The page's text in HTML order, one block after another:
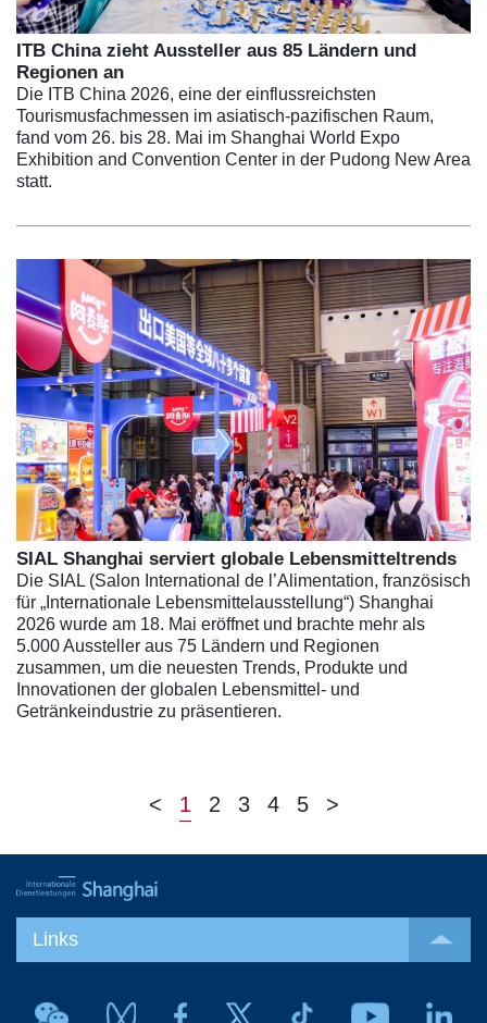
ITB China zieht Aussteller aus 85 Ländern und
Regionen an
Die ITB China 2026, eine der einflussreichsten
Tourismusfachmessen im asiatisch-pazifischen Raum,
fand vom 26. bis 28. Mai im Shanghai World Expo
Exhibition and Convention Center in der Pudong New Area
statt.
SIAL Shanghai serviert globale Lebensmitteltrends
Die SIAL (Salon International de l’Alimentation, französisch
für „Internationale Lebensmittelausstellung“) Shanghai
2026 wurde am 18. Mai eröffnet und brachte mehr als
5.000 Aussteller aus 75 Ländern und Regionen
zusammen, um die neuesten Trends, Produkte und
Innovationen der globalen Lebensmittel- und
Getränkeindustrie zu präsentieren.
< 1 2 3 4 5 >
Links